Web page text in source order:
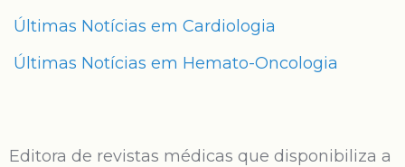
Últimas Notícias em Cardiologia
Últimas Notícias em Hemato-Oncologia
Editora de revistas médicas que disponibiliza a